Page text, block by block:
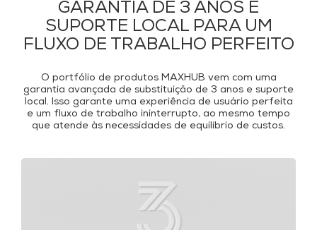
GARANTIA DE 3 ANOS E
SUPORTE LOCAL PARA UM
FLUXO DE TRABALHO PERFEITO
O portfólio de produtos MAXHUB vem com uma
garantia avançada de substituição de 3 anos e suporte
local. Isso garante uma experiência de usuário perfeita
e um fluxo de trabalho ininterrupto, ao mesmo tempo
que atende às necessidades de equilíbrio de custos.